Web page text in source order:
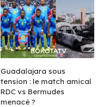
Guadalajara sous
tension : le match amical
RDC vs Bermudes
menacé ?